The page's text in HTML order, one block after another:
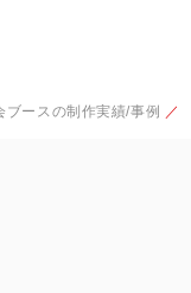
ースの制作実績/事例